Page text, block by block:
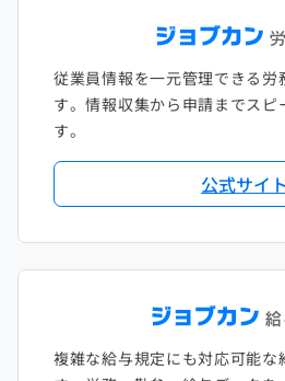
従業員情報を一元管理できる労
す。情報収集から申請までスピ
す。
公式サイト
複雑な給与規定にも対応可能な